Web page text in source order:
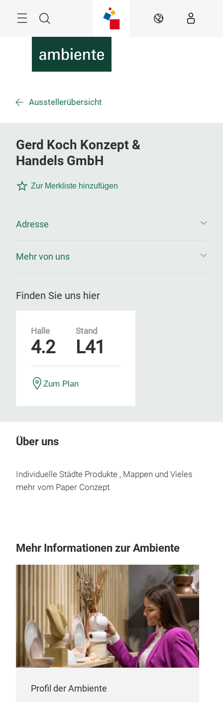
Suche DE
Ausstellerübersicht
Gerd Koch Konzept &
Handels GmbH
Zur Merkliste hinzufügen
Adresse
Mehr von uns
Finden Sie uns hier
Halle
4.2
Stand
L41
Zum Plan
Über uns
Individuelle Städte Produkte , Mappen und Vieles
mehr vom Paper Conzept.
Mehr Informationen zur Ambiente
Profil der Ambiente